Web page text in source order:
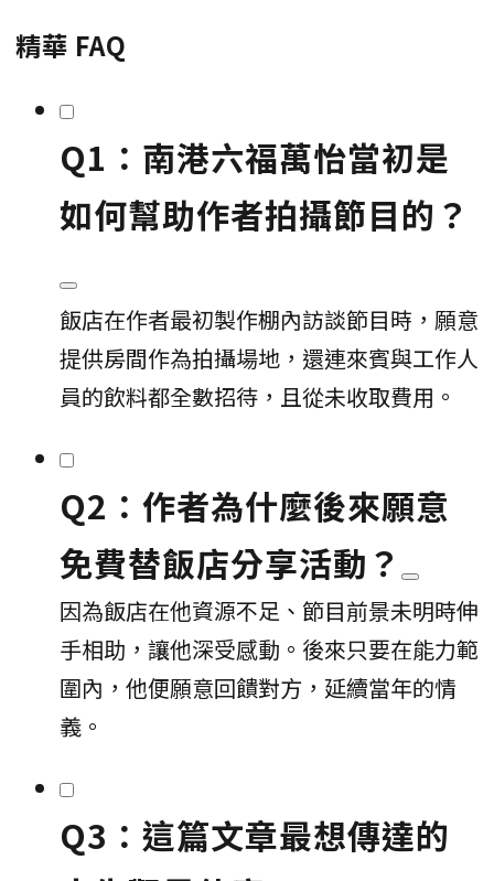
精華 FAQ
Q1：南港六福萬怡當初是
如何幫助作者拍攝節目的？
飯店在作者最初製作棚內訪談節目時，願意
提供房間作為拍攝場地，還連來賓與工作人
員的飲料都全數招待，且從未收取費用。
Q2：作者為什麼後來願意
免費替飯店分享活動？
因為飯店在他資源不足、節目前景未明時伸
手相助，讓他深受感動。後來只要在能力範
圍內，他便願意回饋對方，延續當年的情
義。
Q3：這篇文章最想傳達的